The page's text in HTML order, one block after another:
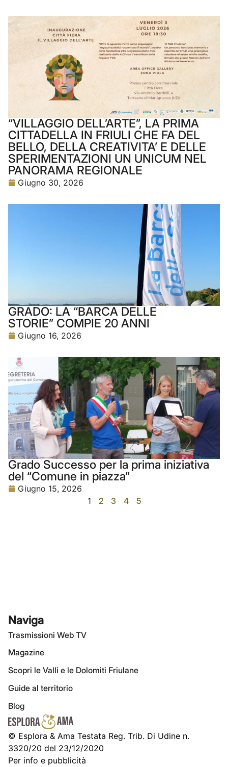
“VILLAGGIO DELL’ARTE”, LA PRIMA
CITTADELLA IN FRIULI CHE FA DEL
BELLO, DELLA CREATIVITA’ E DELLE
SPERIMENTAZIONI UN UNICUM NEL
PANORAMA REGIONALE
Giugno 30, 2026
GRADO: LA “BARCA DELLE
STORIE” COMPIE 20 ANNI
Giugno 16, 2026
Grado Successo per la prima iniziativa
del “Comune in piazza”
Giugno 15, 2026
1
2 3 4 5
Naviga
Trasmissioni Web TV
Magazine
Scopri le Valli e le Dolomiti Friulane
Guide al territorio
Blog
© Esplora & Ama Testata Reg. Trib. Di Udine n.
3320/20 del 23/12/2020
Per info e pubblicità